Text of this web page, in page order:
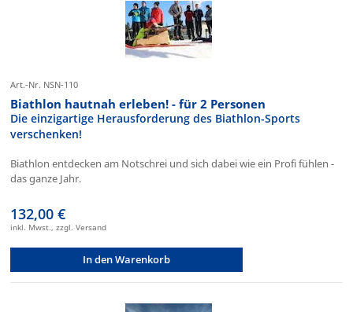
Art.-Nr. NSN-110
Biathlon hautnah erleben! - für 2 Personen
Die einzigartige Herausforderung des Biathlon-Sports
verschenken!
Biathlon entdecken am Notschrei und sich dabei wie ein Profi fühlen -
das ganze Jahr.
132,00 €
inkl. Mwst., zzgl. Versand
In den Warenkorb